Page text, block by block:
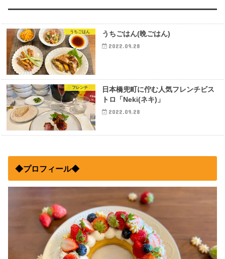
うちごはん うちごはん(晩ごはん)
2022.09.28
フレンチ
日本橋兜町に佇む人気フレンチビス
トロ「Neki(ネキ)」
2022.09.28
◆プロフィール◆